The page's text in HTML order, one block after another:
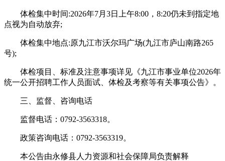
体检集中时间:2026年7月3日上午8:00，8:20仍未到指定地
点视为自动放弃;
体检集中地点:原九江市沃尔玛广场(九江市庐山南路265
号);
体检项目、标准及注意事项详见《九江市事业单位2026年
统一公开招聘工作人员面试、体检及考察等有关事项公告》。
三、监督、咨询电话
监督电话：0792-3563318。
政策咨询电话：0792-3563319。
本公告由永修县人力资源和社会保障局负责解释